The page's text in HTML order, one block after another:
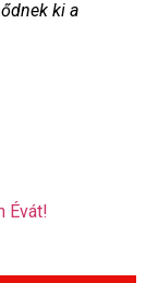
ki a
Évát!